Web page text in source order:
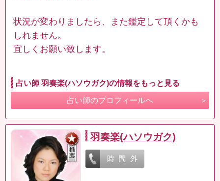
状況が変わりましたら、また鑑定して頂くかも
しれません。
宜しくお願い致します。
占い師 羽奏楽(ハソウガク)の情報をもっと見る
占い師のプロフィールへ
羽奏楽(ハソウガク)